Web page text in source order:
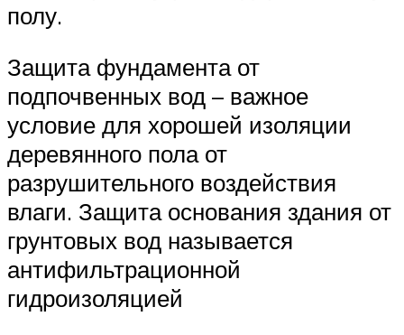
полу.
Защита фундамента от
подпочвенных вод – важное
условие для хорошей изоляции
деревянного пола от
разрушительного воздействия
влаги. Защита основания здания от
грунтовых вод называется
антифильтрационной
гидроизоляцией